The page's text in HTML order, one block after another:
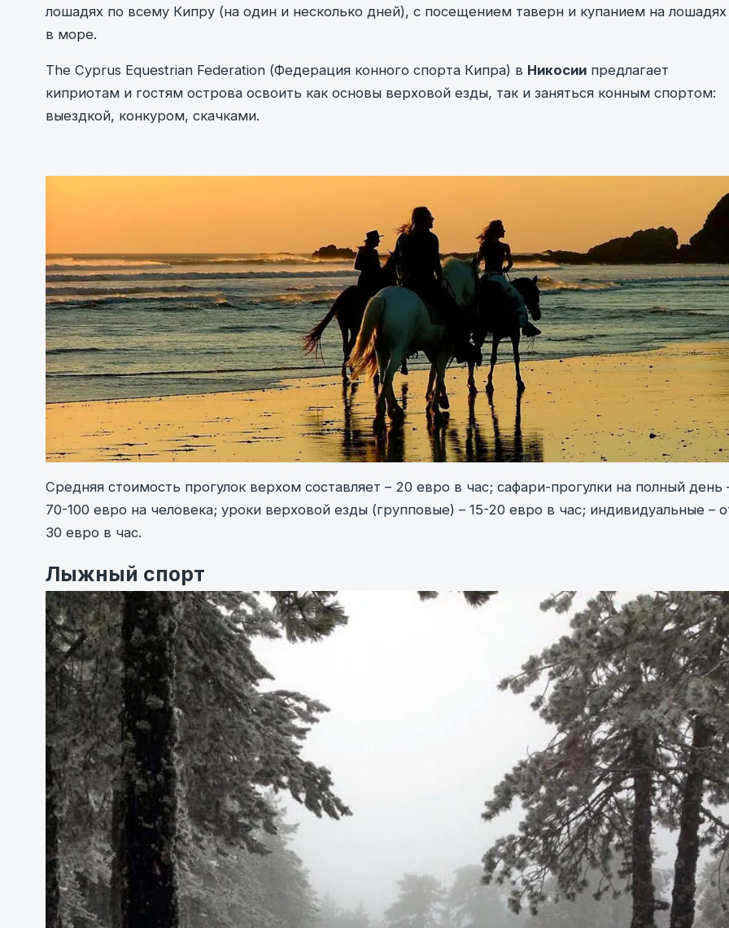
лошадях по всему Кипру (на один и несколько дней), с посещением таверн и купанием на лошадях
в море.
The Cyprus Equestrian Federation (Федерация конного спорта Кипра) в Никосии предлагает
киприотам и гостям острова освоить как основы верховой езды, так и заняться конным спортом:
выездкой, конкуром, скачками.
Средняя стоимость прогулок верхом составляет – 20 евро в час; сафари-прогулки на полный день
70-100 евро на человека; уроки верховой езды (групповые) – 15-20 евро в час; индивидуальные –
30 евро в час.
Лыжный спорт